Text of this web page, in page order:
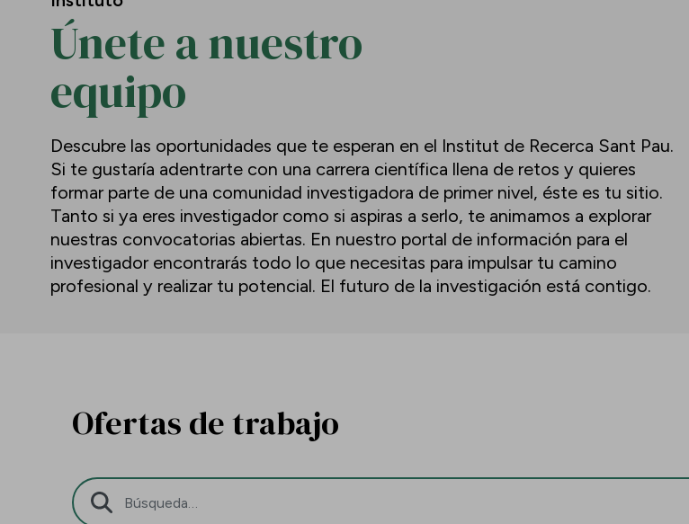
Únete a nuestro
equipo
Descubre las oportunidades que te esperan en el Institut de Recerca Sant Pau.
Si te gustaría adentrarte con una carrera científica llena de retos y quieres
formar parte de una comunidad investigadora de primer nivel, éste es tu sitio.
Tanto si ya eres investigador como si aspiras a serlo, te animamos a explorar
nuestras convocatorias abiertas. En nuestro portal de información para el
investigador encontrarás todo lo que necesitas para impulsar tu camino
profesional y realizar tu potencial. El futuro de la investigación está contigo.
Ofertas de trabajo
Barra de búsqueda